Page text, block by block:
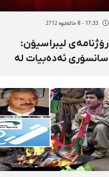
17:33 - 8 خاکەلێوه 2712
رۆژنامەی لیبراسیۆن:
سانسۆری ئەدەبیات لە